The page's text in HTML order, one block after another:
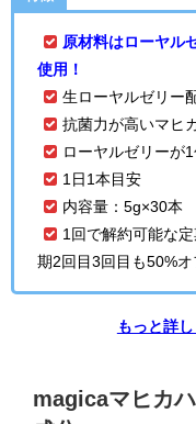
原材料はローヤル
使用！
生ローヤルゼリー
抗菌力が高いマヒ
ローヤルゼリーが
1日1本目安
内容量：5g×30本
1回で解約可能な
期2回目3回目も50%
もっと詳
magicaマヒカ